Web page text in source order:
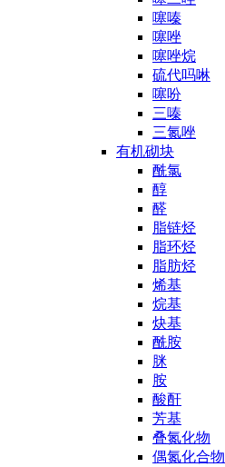
噻嗪
噻唑
噻唑烷
硫代吗啉
噻吩
三嗪
三氮唑
有机砌块
酰氯
醇
醛
脂链烃
脂环烃
脂肪烃
烯基
烷基
炔基
酰胺
脒
胺
酸酐
芳基
叠氮化物
偶氮化合物